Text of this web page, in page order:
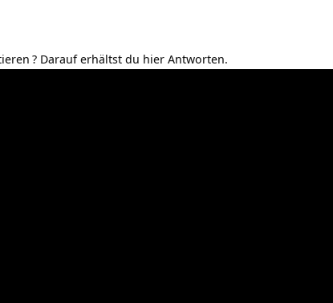
? Darauf erhältst du hier Antworten.